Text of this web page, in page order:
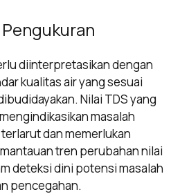
diinterpretasikan dengan
kualitas air yang sesuai
Nilai TDS yang
masalah
dan memerlukan
tren perubahan nilai
deteksi dini potensi masalah
pencegahan.